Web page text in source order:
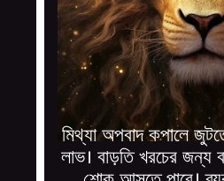
মিথ্যা অপবাদ কপালে
লাভ। বাড়তি খরচের জন্য